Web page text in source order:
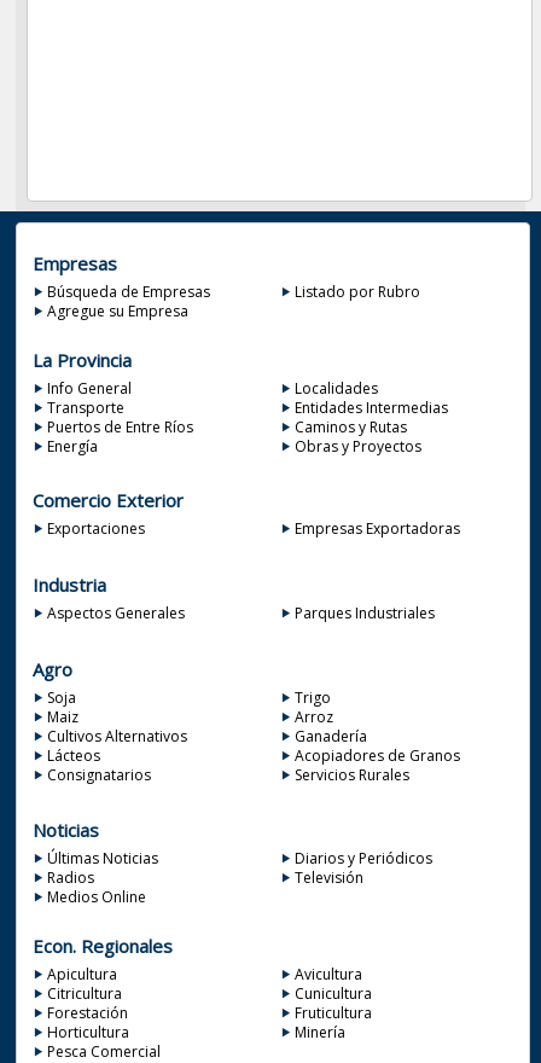
Empresas
Búsqueda de Empresas
Listado por Rubro
Agregue su Empresa
La Provincia
Info General
Localidades
Transporte
Entidades Intermedias
Puertos de Entre Ríos
Caminos y Rutas
Energía
Obras y Proyectos
Comercio Exterior
Exportaciones Empresas Exportadoras
Industria
Aspectos Generales Parques Industriales
Agro
Soja
Trigo
Maiz
Arroz
Cultivos Alternativos
Ganadería
Lácteos
Acopiadores de Granos
Consignatarios
Servicios Rurales
Noticias
Últimas Noticias
Diarios y Periódicos
Radios
Televisión
Medios Online
Econ. Regionales
Apicultura
Avicultura
Citricultura
Cunicultura
Forestación
Fruticultura
Horticultura
Minería
Pesca Comercial